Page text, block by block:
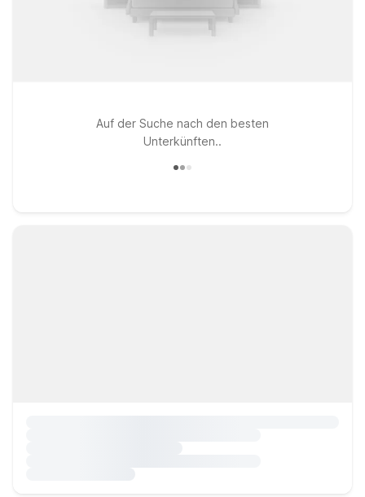
Auf der Suche nach den besten
Unterkünften..